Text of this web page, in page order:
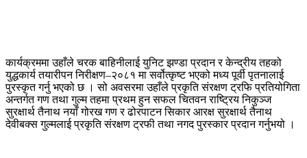
कार्यक्रममा उहाँले चरक बाहिनीलाई युनिट झण्डा प्रदान र केन्द्रीय तहको
युद्धकार्य तयारीपन निरीक्षण–२०८१ मा सर्वोत्कृष्ट भएको मध्य पूर्वी पृतनालाई
पुरस्कृत गर्नु भएको छ । सो अवसरमा उहाँले प्रकृति संरक्षण ट्रफि प्रतियोगिता
अन्तर्गत गण तथा गुल्म तहमा प्रथम हुन सफल चितवन राष्ट्रिय निकुञ्ज
सुरक्षार्थ तैनाथ नयाँ गोरख गण र ढोरपाटन सिकार आरक्ष सुरक्षार्थ तैनाथ
देवीबक्स गुल्मलाई प्रकृति संरक्षण ट्रफी तथा नगद पुरस्कार प्रदान गर्नुभयो ।